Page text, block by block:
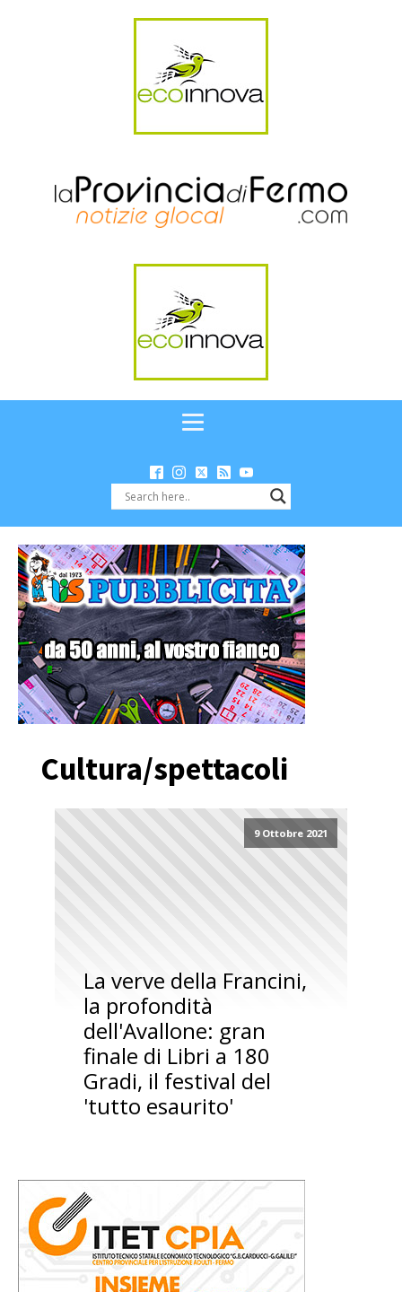
Cultura/spettacoli
9 Ottobre 2021
La verve della Francini,
la profondità
dell'Avallone: gran
finale di Libri a 180
Gradi, il festival del
'tutto esaurito'